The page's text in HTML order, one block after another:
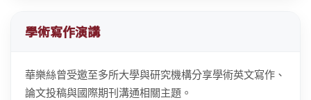
學術寫作演講
華樂絲曾受邀至多所大學與研究機構分享學術英文寫作、
論文投稿與國際期刊溝通相關主題。